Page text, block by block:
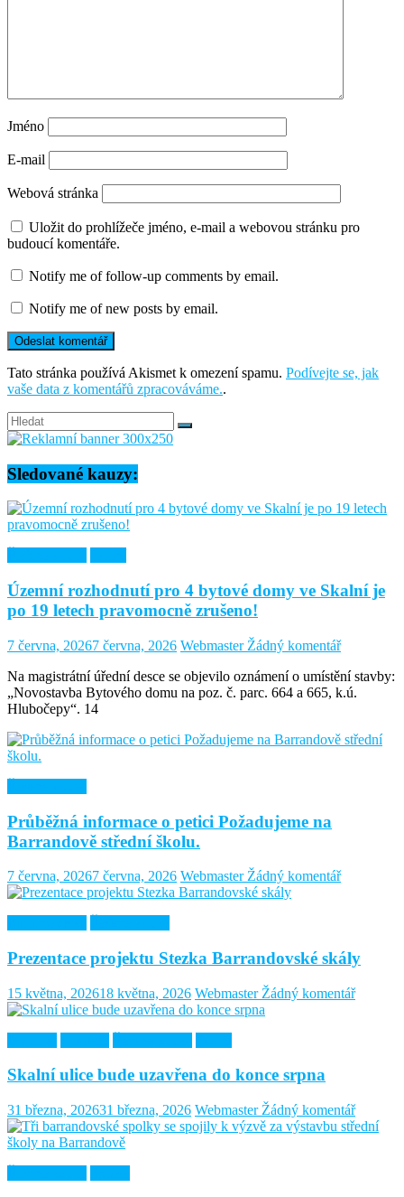
Jméno
E-mail
Webová stránka
Uložit do prohlížeče jméno, e-mail a webovou stránku pro
budoucí komentáře.
Notify me of follow-up comments by email.
Notify me of new posts by email.
Tato stránka používá Akismet k omezení spamu. Podívejte se, jak
vaše data z komentářů zpracováváme..
Sledované kauzy:
Územní rozhodnutí pro 4 bytové domy ve Skalní je
po 19 letech pravomocně zrušeno!
7 června, 20267 června, 2026 Webmaster Žádný komentář
Na magistrátní úřední desce se objevilo oznámení o umístění stavby:
„Novostavba Bytového domu na poz. č. parc. 664 a 665, k.ú.
Hlubočepy“. 14
Průběžná informace o petici Požadujeme na
Barrandově střední školu.
7 června, 20267 června, 2026 Webmaster Žádný komentář
Prezentace projektu Stezka Barrandovské skály
15 května, 202618 května, 2026 Webmaster Žádný komentář
Skalní ulice bude uzavřena do konce srpna
31 března, 202631 března, 2026 Webmaster Žádný komentář